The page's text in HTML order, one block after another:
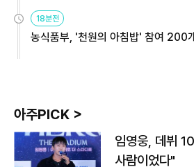
원
18분전
농식품부, '천원의 아침밥' 참여 200
아주PICK >
임영웅, 데뷔
사람이었다"